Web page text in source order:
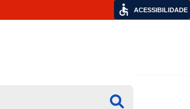
ACESSIBILIDADE